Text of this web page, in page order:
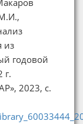
из
годовой
г.
2023, с.